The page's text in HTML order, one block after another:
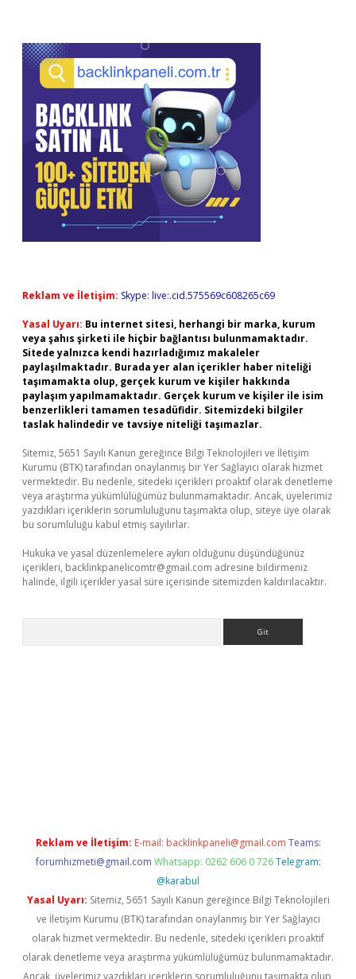
Reklam ve İletişim: Skype: live:.cid.575569c608265c69
Yasal Uyarı: Bu internet sitesi, herhangi bir marka, kurum
veya şahıs şirketi ile hiçbir bağlantısı bulunmamaktadır.
Sitede yalnızca kendi hazırladığımız makaleler
paylaşılmaktadır. Burada yer alan içerikler haber niteliği
taşımamakta olup, gerçek kurum ve kişiler hakkında
paylaşım yapılmamaktadır. Gerçek kurum ve kişiler ile isim
benzerlikleri tamamen tesadüfidir. Sitemizdeki bilgiler
taslak halindedir ve tavsiye niteliği taşımazlar.
Sitemiz, 5651 Sayılı Kanun gereğince Bilgi Teknolojileri ve İletişim
Kurumu (BTK) tarafından onaylanmış bir Yer Sağlayıcı olarak hizmet
vermektedir. Bu nedenle, sitedeki içerikleri proaktif olarak denetleme
veya araştırma yükümlülüğümüz bulunmamaktadır. Ancak, üyelerimiz
yazdıkları içeriklerin sorumluluğunu taşımakta olup, siteye üye olarak
bu sorumluluğu kabul etmiş sayılırlar.
Hukuka ve yasal düzenlemelere aykırı olduğunu düşündüğünüz
içerikleri, backlinkpanelicomtr@gmail.com adresine bildirmeniz
halinde, ilgili içerikler yasal süre içerisinde sitemizden kaldırılacaktır.
Reklam ve İletişim: E-mail: backlinkpaneli@gmail.com Teams:
forumhizmeti@gmail.com Whatsapp: 0262 606 0 726 Telegram:
@karabul
Yasal Uyarı: Sitemiz, 5651 Sayılı Kanun gereğince Bilgi Teknolojileri
ve İletişim Kurumu (BTK) tarafından onaylanmış bir Yer Sağlayıcı
olarak hizmet vermektedir. Bu nedenle, sitedeki içerikleri proaktif
olarak denetleme veya araştırma yükümlülüğümüz bulunmamaktadır.
Ancak, üyelerimiz yazdıkları içeriklerin sorumluluğunu taşımakta olup,